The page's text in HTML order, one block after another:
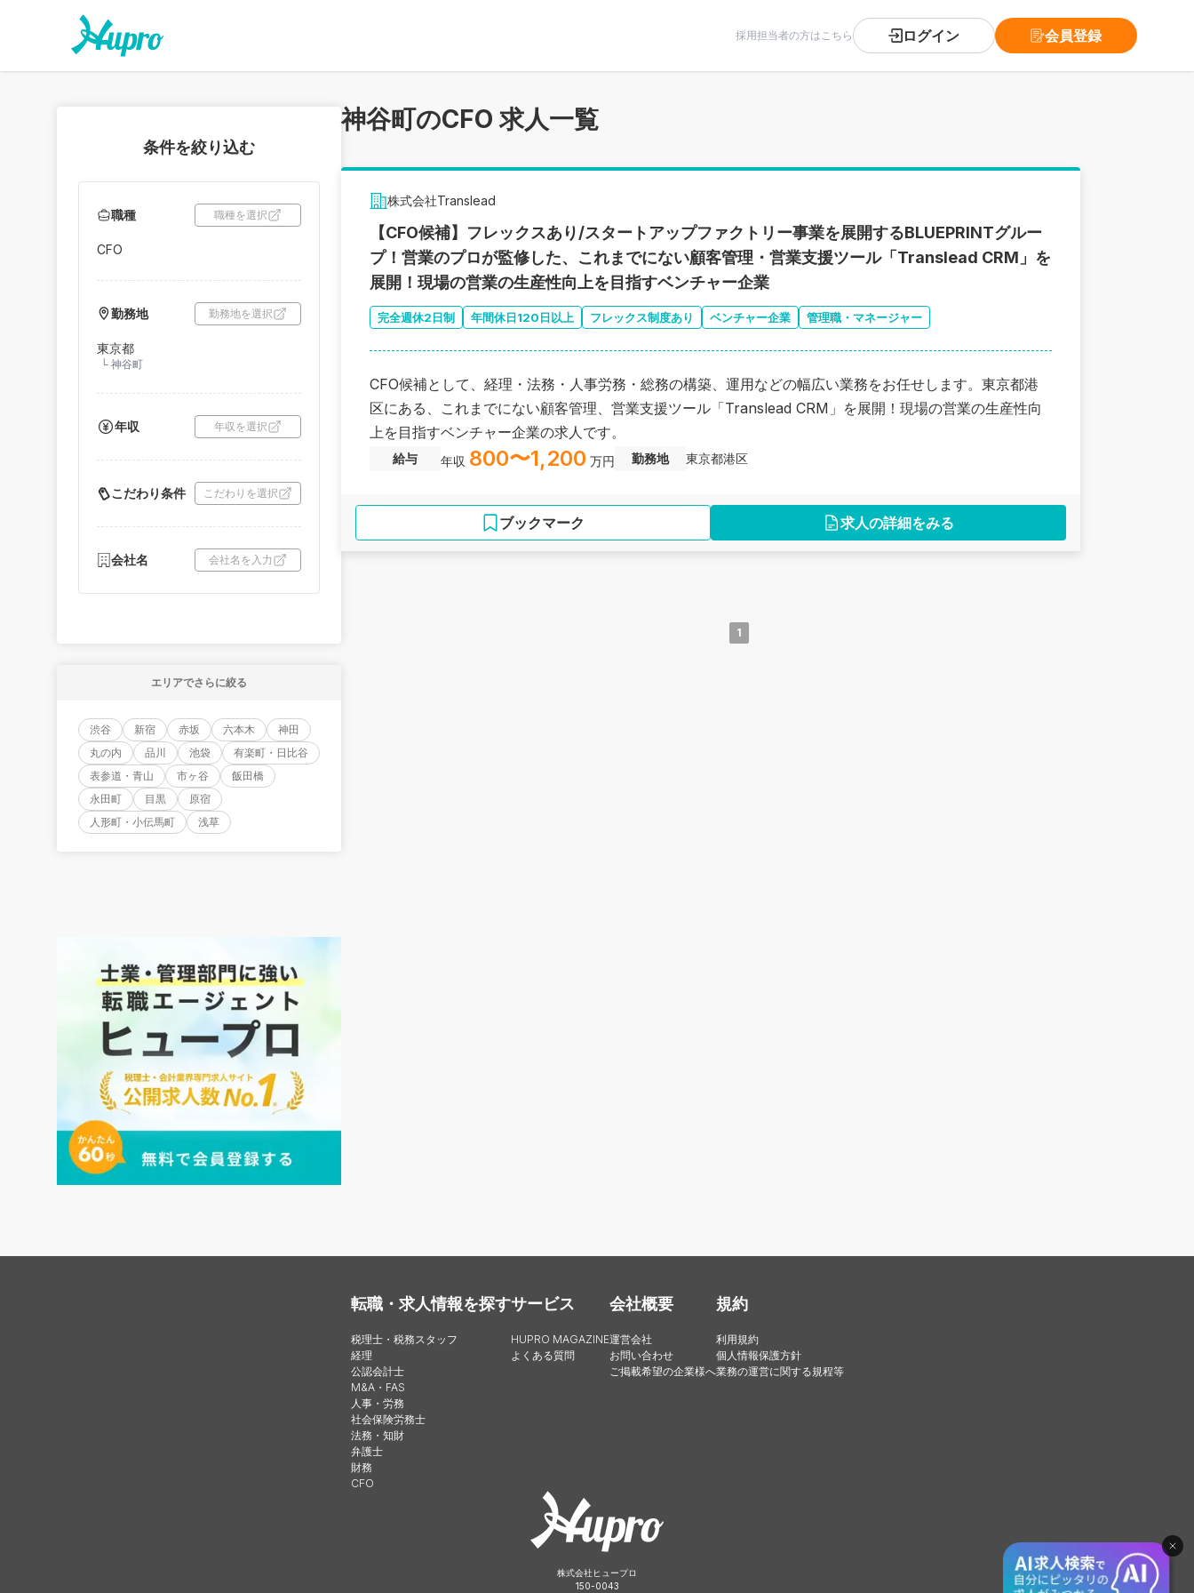
採用担当者の方はこちら ログイン 会員登録
条件を絞り込む
職種 職種を選択
CFO
勤務地 勤務地を選択
東京都
└ 神谷町
年収 年収を選択
こだわり条件 こだわりを選択
会社名 会社名を入力
エリアでさらに絞る
渋谷 新宿 赤坂 六本木
神田
丸の内
品川 池袋
有楽町・日比谷
表参道・青山
市ヶ谷
飯田橋
永田町
目黒
原宿
人形町・小伝馬町
浅草
神谷町のCFO 求人一覧
株式会社Translead
【CFO候補】フレックスあり/スタートアップファクトリー事業を展開するBLUEPRINTグルー
プ！営業のプロが監修した、これまでにない顧客管理・営業支援ツール「Translead CRM」を
展開！現場の営業の生産性向上を目指すベンチャー企業
完全週休2日制 年間休日120日以上 フレックス制度あり ベンチャー企業 管理職・マネージャー
CFO候補として、経理・法務・人事労務・総務の構築、運用などの幅広い業務をお任せします。東京都港
区にある、これまでにない顧客管理、営業支援ツール「Translead CRM」を展開！現場の営業の生産性向
上を目指すベンチャー企業の求人です。
給与 年収 800〜1,200 万円 勤務地 東京都港区
ブックマーク 求人の詳細をみる
1
転職・求人情報を探す
税理士・税務スタッフ
経理
公認会計士
M&A・FAS
人事・労務
社会保険労務士
法務・知財
弁護士
財務
CFO
サービス
HUPRO MAGAZINE
よくある質問
会社概要
運営会社
お問い合わせ
ご掲載希望の企業様へ
規約
利用規約
個人情報保護方針
業務の運営に関する規程等
株式会社ヒュープロ
150-0043